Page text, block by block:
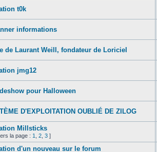
t0k
informations
de Laurant Weill, fondateur de Loriciel
jmg12
pour Halloween
D'EXPLOITATION OUBLIÉ DE ZILOG
Millsticks
la page : 1 2 3 ]
d'un nouveau sur le forum